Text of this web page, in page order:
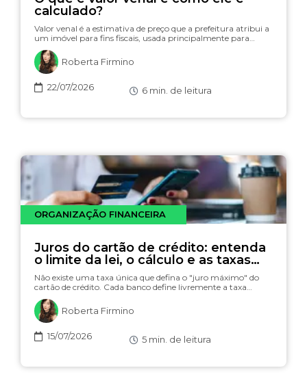
calculado?
Valor venal é a estimativa de preço que a prefeitura atribui a
um imóvel para fins fiscais, usada principalmente para…
Roberta Firmino
22/07/2026 6 min. de leitura
ORGANIZAÇÃO FINANCEIRA
Juros do cartão de crédito: entenda
o limite da lei, o cálculo e as taxas
(com simulador)
Não existe uma taxa única que defina o "juro máximo" do
cartão de crédito. Cada banco define livremente a taxa…
Roberta Firmino
15/07/2026 5 min. de leitura